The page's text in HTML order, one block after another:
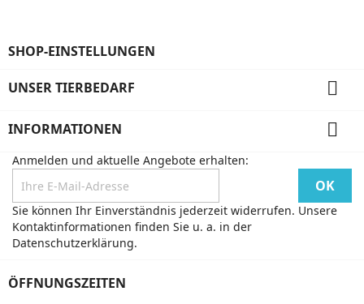
SHOP-EINSTELLUNGEN
UNSER TIERBEDARF 
INFORMATIONEN 
Anmelden und aktuelle Angebote erhalten:
Sie können Ihr Einverständnis jederzeit widerrufen. Unsere
Kontaktinformationen finden Sie u. a. in der
Datenschutzerklärung.
ÖFFNUNGSZEITEN